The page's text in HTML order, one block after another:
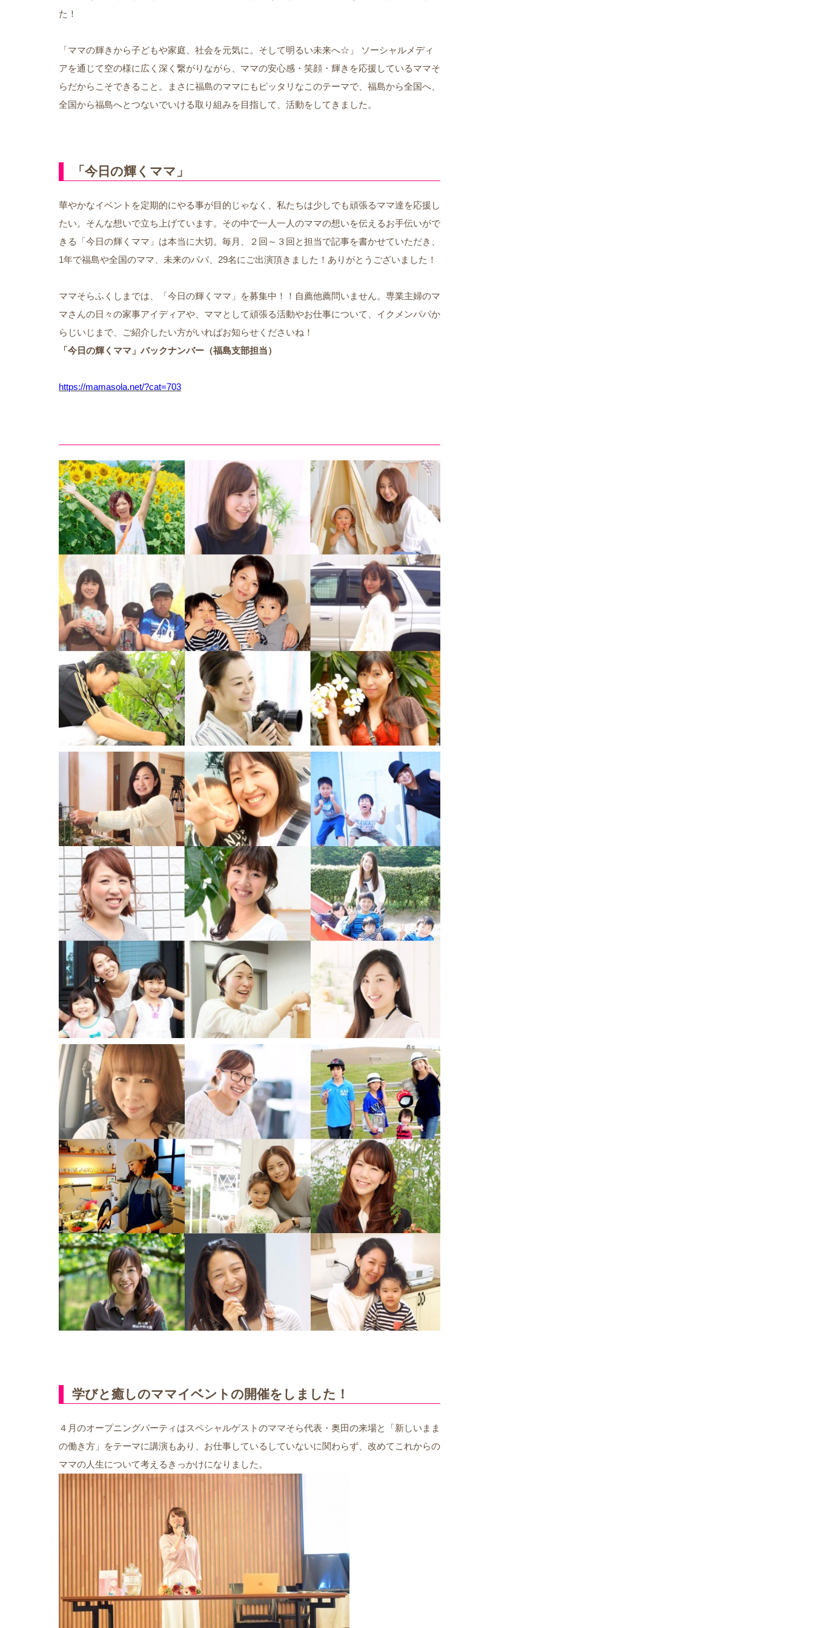
た！
「ママの輝きから子どもや家庭、社会を元気に。そして明るい未来へ☆」 ソーシャルメディ
アを通じて空の様に広く深く繋がりながら、ママの安心感・笑顔・輝きを応援しているママそ
らだからこそできること。まさに福島のママにもピッタリなこのテーマで、福島から全国へ、
全国から福島へとつないでいける取り組みを目指して、活動をしてきました。
「今日の輝くママ」
華やかなイベントを定期的にやる事が目的じゃなく、私たちは少しでも頑張るママ達を応援し
たい。そんな想いで立ち上げています。その中で一人一人のママの想いを伝えるお手伝いがで
きる「今日の輝くママ」は本当に大切。毎月、２回～３回と担当で記事を書かせていただき、
1年で福島や全国のママ、未来のパパ、29名にご出演頂きました！ありがとうございました！
ママそらふくしまでは、「今日の輝くママ」を募集中！！自薦他薦問いません。専業主婦のマ
マさんの日々の家事アイディアや、ママとして頑張る活動やお仕事について、イクメンパパか
らじいじまで、ご紹介したい方がいればお知らせくださいね！
「今日の輝くママ」バックナンバー（福島支部担当）
https://mamasola.net/?cat=703
学びと癒しのママイベントの開催をしました！
４月のオープニングパーティはスペシャルゲストのママそら代表・奥田の来場と「新しいまま
の働き方」をテーマに講演もあり、お仕事しているしていないに関わらず、改めてこれからの
ママの人生について考えるきっかけになりました。